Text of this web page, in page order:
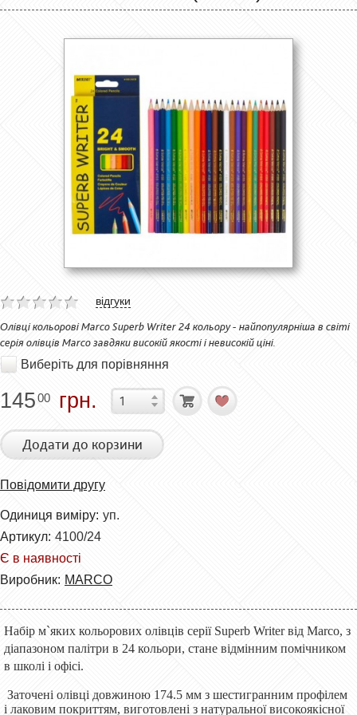
відгуки
Олівці кольорові Marco Superb Writer 24 кольору - найпопулярніша в світі
серія олівців Marco завдяки високій якості і невисокій ціні.
Виберіть для порівняння
14500 грн.
Додати до корзини
Повідомити другу
Одиниця виміру: уп.
Артикул: 4100/24
Є в наявності
Виробник: MARCO
Набір м`яких кольорових олівців серії Superb Writer від Marco, з
діапазоном палітри в 24 кольори, стане відмінним помічником
в школі і офісі.
Заточені олівці довжиною 174.5 мм з шестигранним профілем
і лаковим покриттям, виготовлені з натуральної високоякісної